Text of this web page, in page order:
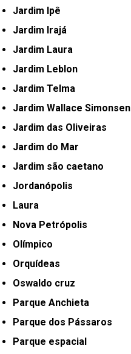
Jardim Ipê
Jardim Irajá
Jardim Laura
Jardim Leblon
Jardim Telma
Jardim Wallace Simonsen
Jardim das Oliveiras
Jardim do Mar
Jardim são caetano
Jordanópolis
Laura
Nova Petrópolis
Olímpico
Orquídeas
Oswaldo cruz
Parque Anchieta
Parque dos Pássaros
Parque espacial